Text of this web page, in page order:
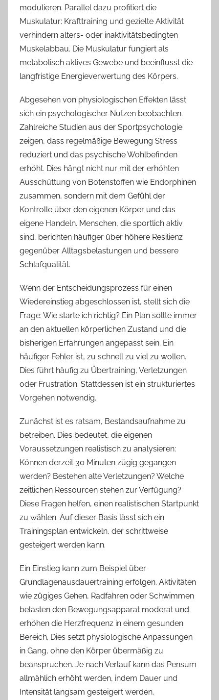
modulieren. Parallel dazu profitiert die
Muskulatur: Krafttraining und gezielte Aktivität
verhindern alters- oder inaktivitätsbedingten
Muskelabbau. Die Muskulatur fungiert als
metabolisch aktives Gewebe und beeinflusst die
langfristige Energieverwertung des Körpers.
Abgesehen von physiologischen Effekten lässt
sich ein psychologischer Nutzen beobachten.
Zahlreiche Studien aus der Sportpsychologie
zeigen, dass regelmäßige Bewegung Stress
reduziert und das psychische Wohlbefinden
erhöht. Dies hängt nicht nur mit der erhöhten
Ausschüttung von Botenstoffen wie Endorphinen
zusammen, sondern mit dem Gefühl der
Kontrolle über den eigenen Körper und das
eigene Handeln. Menschen, die sportlich aktiv
sind, berichten häufiger über höhere Resilienz
gegenüber Alltagsbelastungen und bessere
Schlafqualität.
Wenn der Entscheidungsprozess für einen
Wiedereinstieg abgeschlossen ist, stellt sich die
Frage: Wie starte ich richtig? Ein Plan sollte immer
an den aktuellen körperlichen Zustand und die
bisherigen Erfahrungen angepasst sein. Ein
häufiger Fehler ist, zu schnell zu viel zu wollen.
Dies führt häufig zu Übertraining, Verletzungen
oder Frustration. Stattdessen ist ein strukturiertes
Vorgehen notwendig.
Zunächst ist es ratsam, Bestandsaufnahme zu
betreiben. Dies bedeutet, die eigenen
Voraussetzungen realistisch zu analysieren:
Können derzeit 30 Minuten zügig gegangen
werden? Bestehen alte Verletzungen? Welche
zeitlichen Ressourcen stehen zur Verfügung?
Diese Fragen helfen, einen realistischen Startpunkt
zu wählen. Auf dieser Basis lässt sich ein
Trainingsplan entwickeln, der schrittweise
gesteigert werden kann.
Ein Einstieg kann zum Beispiel über
Grundlagenausdauertraining erfolgen. Aktivitäten
wie zügiges Gehen, Radfahren oder Schwimmen
belasten den Bewegungsapparat moderat und
erhöhen die Herzfrequenz in einem gesunden
Bereich. Dies setzt physiologische Anpassungen
in Gang, ohne den Körper übermäßig zu
beanspruchen. Je nach Verlauf kann das Pensum
allmählich erhöht werden, indem Dauer und
Intensität langsam gesteigert werden.